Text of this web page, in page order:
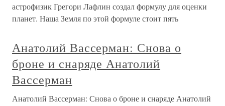
астрофизик Грегори Лафлин создал формулу для оценки
планет. Наша Земля по этой формуле стоит пять
Анатолий Вассерман: Снова о
броне и снаряде Анатолий
Вассерман
Анатолий Вассерман: Снова о броне и снаряде Анатолий